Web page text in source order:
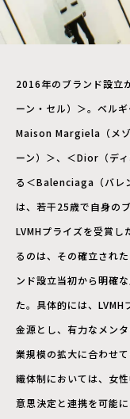
2016年のブランド設立
ーン・セル）＞。ベル
Maison Margiela（メ
ーン）＞、＜Dior（デ
る＜Balenciaga（バレ
は、若干25歳で自身の
LVMHプライズを受賞
るのは、その確立され
ンド設立当初から明確
た。具体的には、
金源とし、有力なメン
業規模の拡大に合わせ
織体制においては、女
意思決定と連携を可能